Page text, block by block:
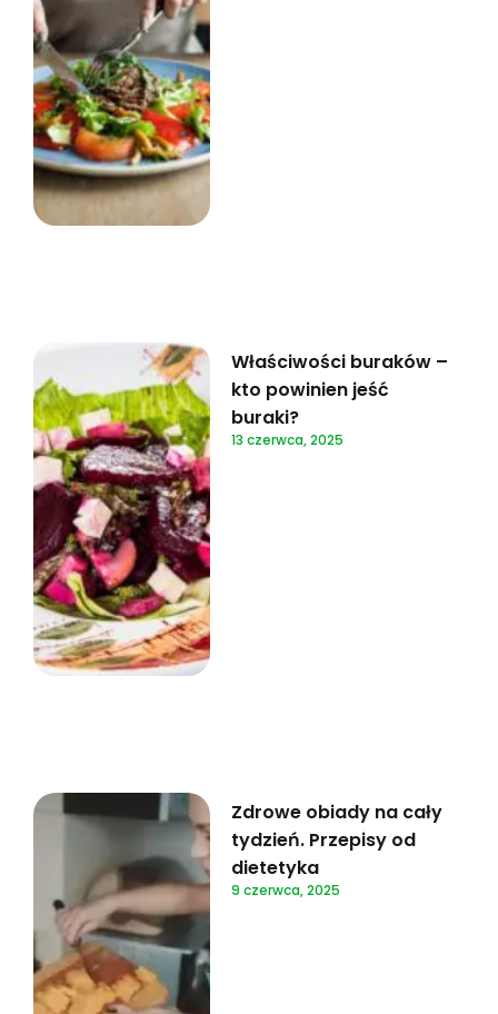
Właściwości buraków –
kto powinien jeść
buraki?
13 czerwca, 2025
Zdrowe obiady na cały
tydzień. Przepisy od
dietetyka
9 czerwca, 2025